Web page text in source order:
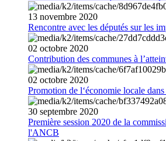
13 novembre 2020
Rencontre avec les députés sur les
02 octobre 2020
Contribution des communes à
02 octobre 2020
Promotion de l‘économie locale
30 septembre 2020
Première session 2020 de la
l'ANCB